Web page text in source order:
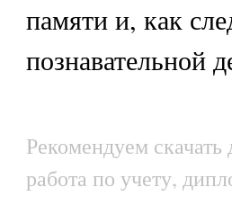
памяти и, как
познавательной
Рекомендуем
работа по учету,